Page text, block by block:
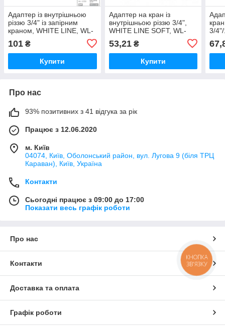
Адаптер із внутрішньою
різзю 3/4" із запірним
краном, WHITE LINE, WL-
101 ₴
Купити
Адаптер на кран із
внутрішньою різзю 3/4",
WHITE LINE SOFT, WL-
53,21₴
Купити
3/
Про нас
93% позитивних з 41 відгука за рік
Працює з 12.06.2020
м. Київ
04074, Київ, Оболонський район, вул. Лугова 9 (біля ТРЦ
Караван), Київ, Україна
Контакти
Сьогодні працює з 09:00 до 17:00
Показати весь графік роботи
Про нас
Контакти
Доставка та оплата
Графік роботи
КНОПКА
ЗВ'ЯЗКУ